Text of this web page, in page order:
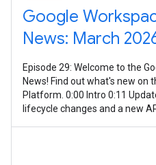
Google
News: March
Episode 29: Welcome to the
News! Find out what's new on
Platform. 0:00 Intro 0:11
lifecycle changes and a new